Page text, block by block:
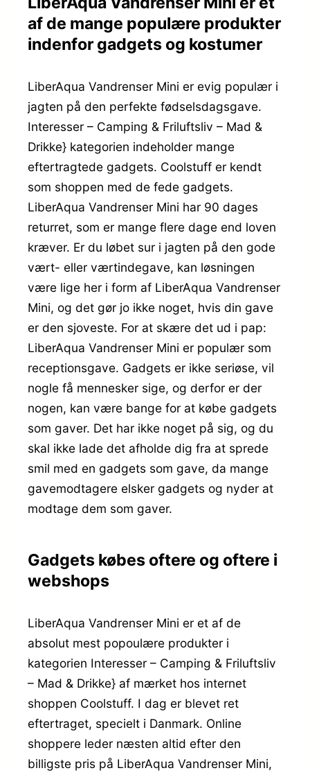
af de mange populære produkter
indenfor gadgets og kostumer
LiberAqua Vandrenser Mini er evig populær i
jagten på den perfekte fødselsdagsgave.
Interesser – Camping & Friluftsliv – Mad &
Drikke} kategorien indeholder mange
eftertragtede gadgets. Coolstuff er kendt
som shoppen med de fede gadgets.
LiberAqua Vandrenser Mini har 90 dages
returret, som er mange flere dage end loven
kræver. Er du løbet sur i jagten på den gode
vært- eller værtindegave, kan løsningen
være lige her i form af LiberAqua Vandrenser
Mini, og det gør jo ikke noget, hvis din gave
er den sjoveste. For at skære det ud i pap:
LiberAqua Vandrenser Mini er populær som
receptionsgave. Gadgets er ikke seriøse, vil
nogle få mennesker sige, og derfor er der
nogen, kan være bange for at købe gadgets
som gaver. Det har ikke noget på sig, og du
skal ikke lade det afholde dig fra at sprede
smil med en gadgets som gave, da mange
gavemodtagere elsker gadgets og nyder at
modtage dem som gaver.
Gadgets købes oftere og oftere i
webshops
LiberAqua Vandrenser Mini er et af de
absolut mest popoulære produkter i
kategorien Interesser – Camping & Friluftsliv
– Mad & Drikke} af mærket hos internet
shoppen Coolstuff. I dag er blevet ret
eftertraget, specielt i Danmark. Online
shoppere leder næsten altid efter den
billigste pris på LiberAqua Vandrenser Mini,